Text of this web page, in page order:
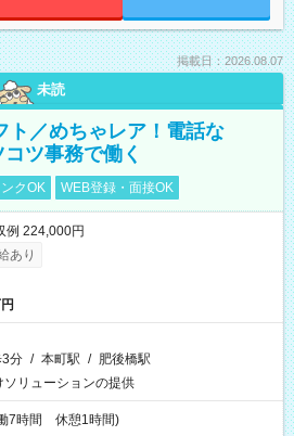
掲載日：2026.08.07
未読
ト／めちゃレア！電話な
ツ事務で働く
クOK WEB登録・面接OK
224,000円
あり
3分 / 本町駅 / 肥後橋駅
ソリューションの提供
7時間 休憩1時間)